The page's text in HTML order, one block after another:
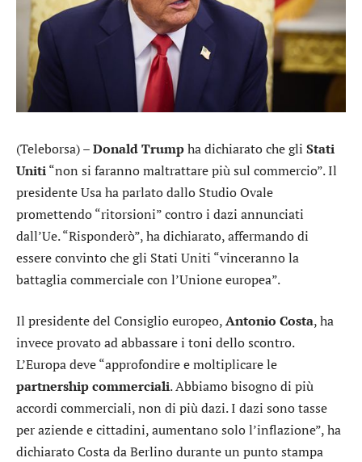
(Teleborsa) –DonaldTrumpha dichiarato che gli Stati
Uniti“non si faranno maltrattare più sul commercio”. Il
presidente Usa ha parlato dallo Studio Ovale
promettendo “ritorsioni” contro i dazi annunciati
dall’Ue. “Risponderò”, ha dichiarato, affermando di
essere convinto che gli Stati Uniti “vinceranno la
battaglia commerciale con l’Unione europea”.
Il presidente del Consiglio europeo,Antonio Costa, ha
invece provato ad abbassare i toni dello scontro.
L’Europa deve “approfondire e moltiplicare le
partnershipcommerciali. Abbiamo bisogno di più
accordi commerciali, non di più dazi. I dazi sono tasse
per aziende e cittadini, aumentano solo l’inflazione”, ha
dichiarato Costa da Berlino durante un punto stampa